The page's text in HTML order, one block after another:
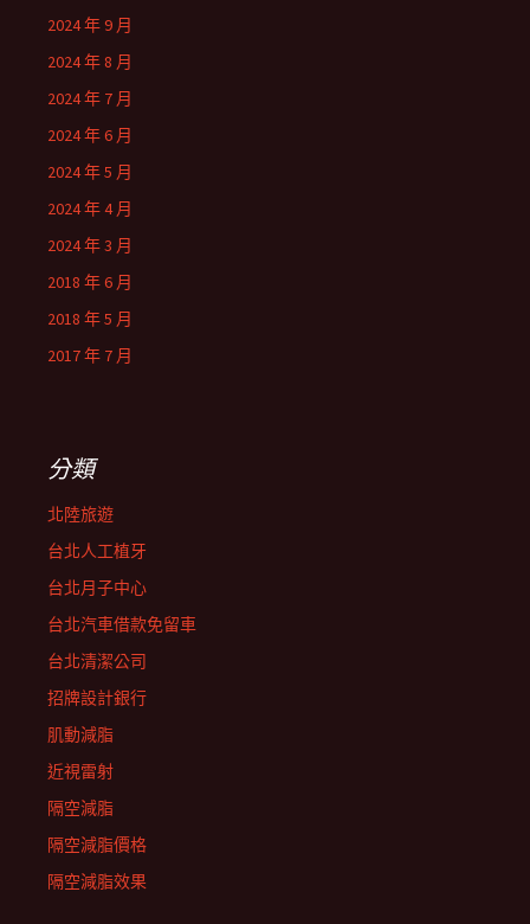
2024 年 9 月
2024 年 8 月
2024 年 7 月
2024 年 6 月
2024 年 5 月
2024 年 4 月
2024 年 3 月
2018 年 6 月
2018 年 5 月
2017 年 7 月
分類
北陸旅遊
台北人工植牙
台北月子中心
台北汽車借款免留車
台北清潔公司
招牌設計銀行
肌動減脂
近視雷射
隔空減脂
隔空減脂價格
隔空減脂效果